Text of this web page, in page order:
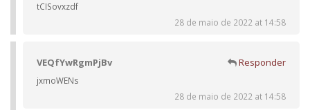
tCISovxzdf
28 de maio de 2022 at 14:58
VEQfYwRgmPjBv Responder
jxmoWENs
28 de maio de 2022 at 14:58